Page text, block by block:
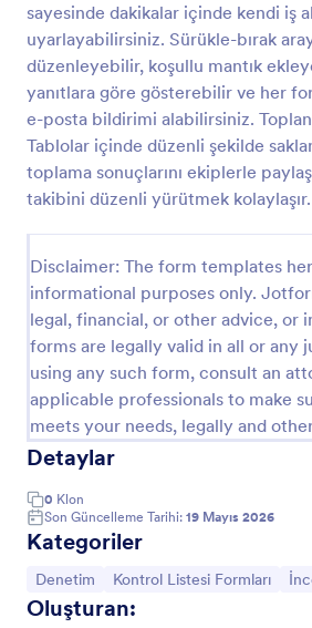
sayesinde dakikalar içinde kendi iş
uyarlayabilirsiniz. Sürükle-bırak
düzenleyebilir, koşullu mantık
yanıtlara göre gösterebilir ve her
e-posta bildirimi alabilirsiniz.
Tablolar içinde düzenli şekilde
toplama sonuçlarını ekiplerle
takibini düzenli yürütmek kolaylaşır.
Disclaimer: The form templates
informational purposes only.
legal, financial, or other advice, or
forms are legally valid in all or any
using any such form, consult an
applicable professionals to make
meets your needs, legally and
Detaylar
0 Klon
Son Güncelleme Tarihi: 19 Mayıs 2026
Kategoriler
Kategoriye git:
Denetim Kategoriye git:
Kontrol Listesi Formları
Oluşturan:
İş Güvenliği Gözlem Formu
Bu çevrimiçi iş güvenliği gözlem
kontrolü, görev gözlemi ve diğer
Güvenlik Standardı ile ilgili çeşitli
olabilir. Gözlemci, tüm çalışma
sonra iş güvenliği gözlemini kolayca
Şablon, form sahibinin ihtiyaçlarına
değiştirilebilir.
Go to Category:
Denetim
Şablon Kullan
Önizleme